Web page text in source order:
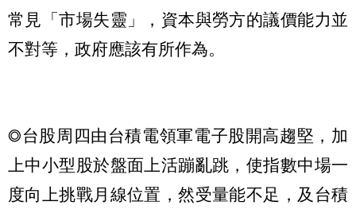
常見「市場失靈」，資本與勞方的議價能力並
不對等，政府應該有所作為。
◎台股周四由台積電領軍電子股開高趨堅，加
上中小型股於盤面上活蹦亂跳，使指數中場一
度向上挑戰月線位置，然受量能不足，及台積